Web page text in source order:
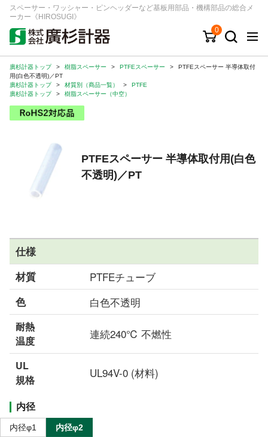
スペーサー・ワッシャー・ピンヘッダーなど基板用部品・機構部品の総合メ
ーカー《HIROSUGI》
0
キーワード 品番/シリーズ
商品カテゴリから探す
ジャンルから探す
ログイン
注文・見積りについて
お問い合わせ窓口
会社情報
廣杉計器トップ > 樹脂スペーサー > PTFEスペーサー >
PTFEスペーサー 半導体取付
用(白色不透明)／PT
廣杉計器トップ
> 材質別（商品一覧） >
PTFE
廣杉計器トップ
> 樹脂スペーサー（中空）
PTFEスペーサー 半導体取付用(白色
不透明)／PT
仕様
材質
PTFEチューブ
色 白色不透明
耐熱
温度
連続240℃ 不燃性
UL
規格
UL94V-0 (材料)
内径
内径φ1 内径φ2